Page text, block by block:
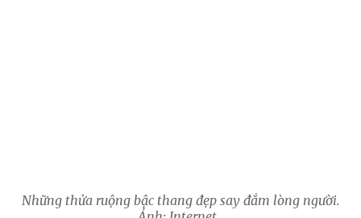
Những thửa ruộng bậc thang đẹp say đắm lòng người.